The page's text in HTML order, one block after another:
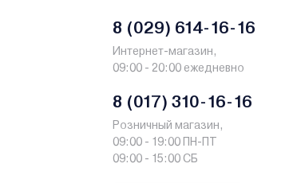
8 (029) 614-16-16
Интернет-магазин,
09:00 - 20:00 ежедневно
8 (017) 310-16-16
Розничный магазин,
09:00 - 19:00 ПН-ПТ
09:00 - 15:00 СБ